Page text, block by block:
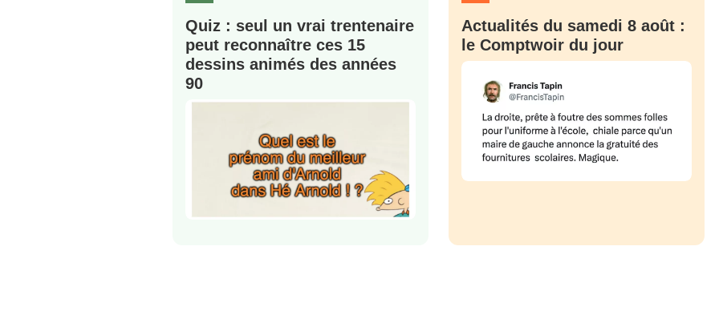
Quiz : seul un vrai trentenaire
peut reconnaître ces 15
dessins animés des années
90
Actualités du samedi 8 août :
le Comptwoir du jour